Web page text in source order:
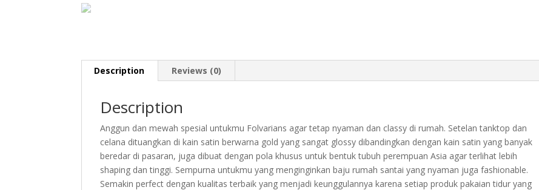
Description Reviews (0)
Description
Anggun dan mewah spesial untukmu Folvarians agar tetap nyaman dan classy di rumah. Setelan tanktop dan
celana dituangkan di kain satin berwarna gold yang sangat glossy dibandingkan dengan kain satin yang banyak
beredar di pasaran, juga dibuat dengan pola khusus untuk bentuk tubuh perempuan Asia agar terlihat lebih
shaping dan tinggi. Sempurna untukmu yang menginginkan baju rumah santai yang nyaman juga fashionable.
Semakin perfect dengan kualitas terbaik yang menjadi keunggulannya karena setiap produk pakaian tidur yang